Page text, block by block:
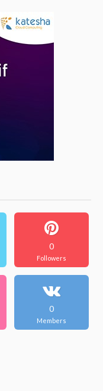
0
Followers
0
Members